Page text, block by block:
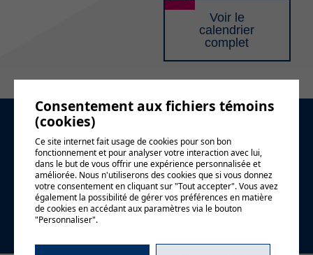
Voir le
calendrier
complet
Demande
d'information
Consentement aux fichiers témoins
(cookies)
Ce site internet fait usage de cookies pour son bon
fonctionnement et pour analyser votre interaction avec lui,
dans le but de vous offrir une expérience personnalisée et
améliorée. Nous n'utiliserons des cookies que si vous donnez
votre consentement en cliquant sur "Tout accepter". Vous avez
également la possibilité de gérer vos préférences en matière
de cookies en accédant aux paramètres via le bouton
"Personnaliser".